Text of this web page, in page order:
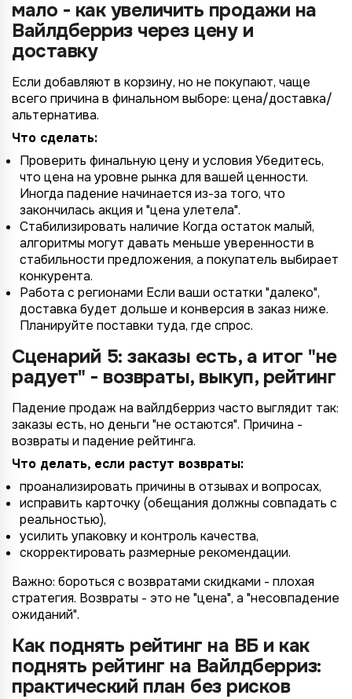
мало - как увеличить продажи на
Вайлдберриз через цену и
доставку
Если добавляют в корзину, но не покупают, чаще
всего причина в финальном выборе: цена/доставка/
альтернатива.
Что сделать:
Проверить финальную цену и условия Убедитесь,
что цена на уровне рынка для вашей ценности.
Иногда падение начинается из-за того, что
закончилась акция и "цена улетела".
Стабилизировать наличие Когда остаток малый,
алгоритмы могут давать меньше уверенности в
стабильности предложения, а покупатель выбирает
конкурента.
Работа с регионами Если ваши остатки "далеко",
доставка будет дольше и конверсия в заказ ниже.
Планируйте поставки туда, где спрос.
Сценарий 5: заказы есть, а итог "не
радует" - возвраты, выкуп, рейтинг
Падение продаж на вайлдберриз часто выглядит так:
заказы есть, но деньги "не остаются". Причина -
возвраты и падение рейтинга.
Что делать, если растут возвраты:
проанализировать причины в отзывах и вопросах,
исправить карточку (обещания должны совпадать с
реальностью),
усилить упаковку и контроль качества,
скорректировать размерные рекомендации.
Важно: бороться с возвратами скидками - плохая
стратегия. Возвраты - это не "цена", а "несовпадение
ожиданий".
Как поднять рейтинг на ВБ и как
поднять рейтинг на Вайлдберриз:
практический план без рисков
Подключение к
TotalCRM
*
Согласие на обработку ПД
Правила обработки персональных данных
Отправить заявку
Подключение к
TotalCRM
1/4
Подключение к
TotalCRM
*
https://your-company.totalcrm.ru
Назад Далее
2/4
Подключение к
TotalCRM
Wildberries
Ozon
YandexMarket
MegaMarket
Другие
Назад Далее
3/4
Подключение к
TotalCRM
Не указывать
1 организация
до 3 огранизаций
до 5 организаций
Назад Далее
4/4
Подключение к
TotalCRM
Не указывать
до 1 млн.
от 1 до 5 млн.
от 5 до 10 млн.
Назад Передать анкету
Подключение к
TotalCRM